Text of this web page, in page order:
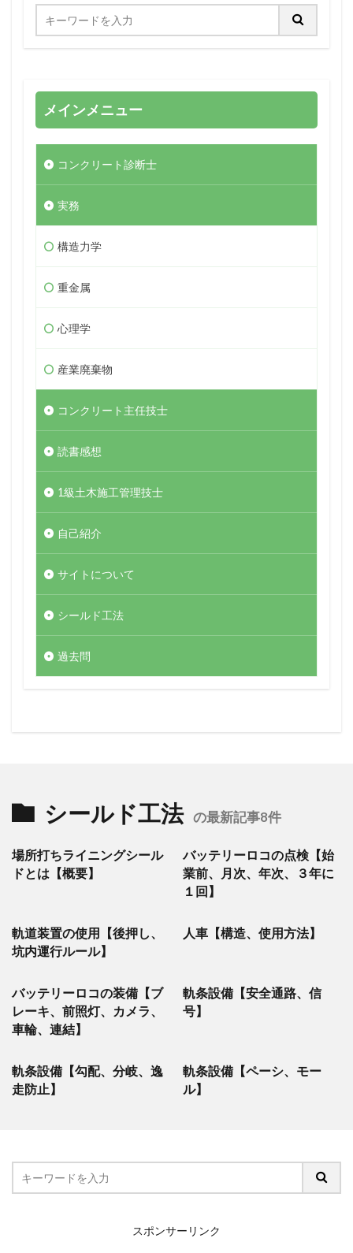
メインメニュー
コンクリート診断士
実務
構造力学
重金属
心理学
産業廃棄物
コンクリート主任技士
読書感想
1級土木施工管理技士
自己紹介
サイトについて
シールド工法
過去問
シールド工法 の最新記事8件
場所打ちライニングシール
ドとは【概要】
バッテリーロコの点検【始
業前、月次、年次、３年に
１回】
軌道装置の使用【後押し、
坑内運行ルール】
人車【構造、使用方法】
バッテリーロコの装備【ブ
レーキ、前照灯、カメラ、
車輪、連結】
軌条設備【安全通路、信
号】
軌条設備【勾配、分岐、逸
走防止】
軌条設備【ペーシ、モー
ル】
スポンサーリンク